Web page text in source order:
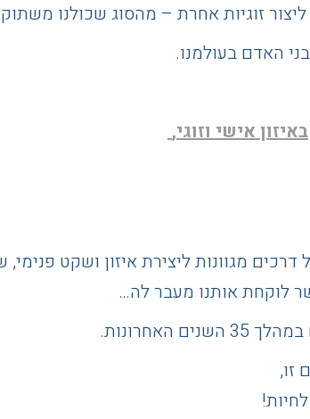
זוגיות אחרת – מהסוג שכולנו
האדם בעולמנו.
באיזון אישי וזוגי,
דרכים מגוונות ליצירת איזון ושקט פנימי,
לוקחת אותנו מעבר לה…
זו,